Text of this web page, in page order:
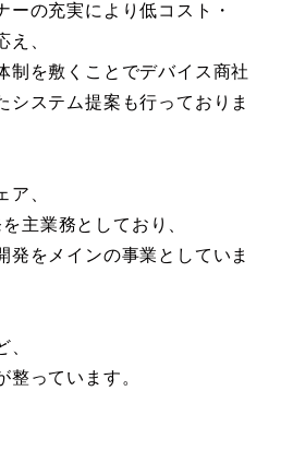
ーの充実により低コスト・
え、
制を敷くことでデバイス商社
システム提案も行っておりま
ア、
主業務としており、
発をメインの事業としていま
、
整っています。